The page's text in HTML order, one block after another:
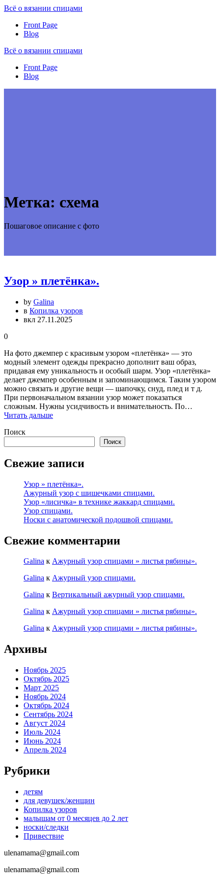
Перейти
контенту
Всё о вязании спицами
Front Page
Blog
Всё о вязании спицами
Front Page
Blog
Метка: схема
Пошаговое описание с фото
Узор » плетёнка».
by Galina
в Копилка узоров
вкл 27.11.2025
0
На фото джемпер с красивым узором «плетёнка» — это
модный элемент одежды прекрасно дополнит ваш образ,
придавая ему уникальность и особый шарм. Узор «плетёнка»
делает джемпер особенным и запоминающимся. Таким узором
можно связать и другие вещи — шапочку, снуд, плед и т д.
При первоначальном вязании узор может показаться
сложным. Нужны усидчивость и внимательность. По…
Читать дальше
Поиск
Поиск
Свежие записи
Узор » плетёнка».
Ажурный узор с шишечками спицами.
Узор «лисичка» в технике жаккард спицами.
Узор спицами.
Носки с анатомической подошвой спицами.
Свежие комментарии
Galina к Ажурный узор спицами » листья рябины».
Galina к Ажурный узор спицами.
Galina к Вертикальный ажурный узор спицами.
Galina к Ажурный узор спицами » листья рябины».
Galina к Ажурный узор спицами » листья рябины».
Архивы
Ноябрь 2025
Октябрь 2025
Март 2025
Ноябрь 2024
Октябрь 2024
Сентябрь 2024
Август 2024
Июль 2024
Июнь 2024
Апрель 2024
Рубрики
детям
для девушек/женщин
Копилка узоров
малышам от 0 месяцев до 2 лет
носки/следки
Привествие
ulenamama@gmail.com
ulenamama@gmail.com